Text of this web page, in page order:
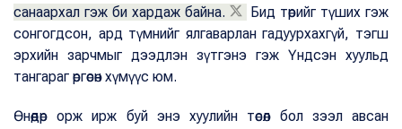
санаархал гэж би хардаж байна.
Бид төрийг түших гэж
сонгогдсон, ард түмнийг ялгаварлан гадуурхахгүй, тэгш
эрхийн зарчмыг дээдлэн зүтгэнэ гэж Үндсэн хуульд
тангараг өргөсөн хүмүүс юм.
Өнөөдөр орж ирж буй энэ хуулийн төсөл бол зээл авсан